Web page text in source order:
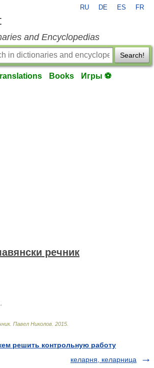
RU DE ES FR
and Encyclopedias
Search!
Books Игры ⚽
речник
. Павел Николов 2015
решить контрольную работу
келарня, келарница